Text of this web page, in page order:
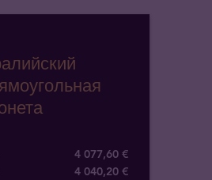
4 077,60 €
4 040,20 €